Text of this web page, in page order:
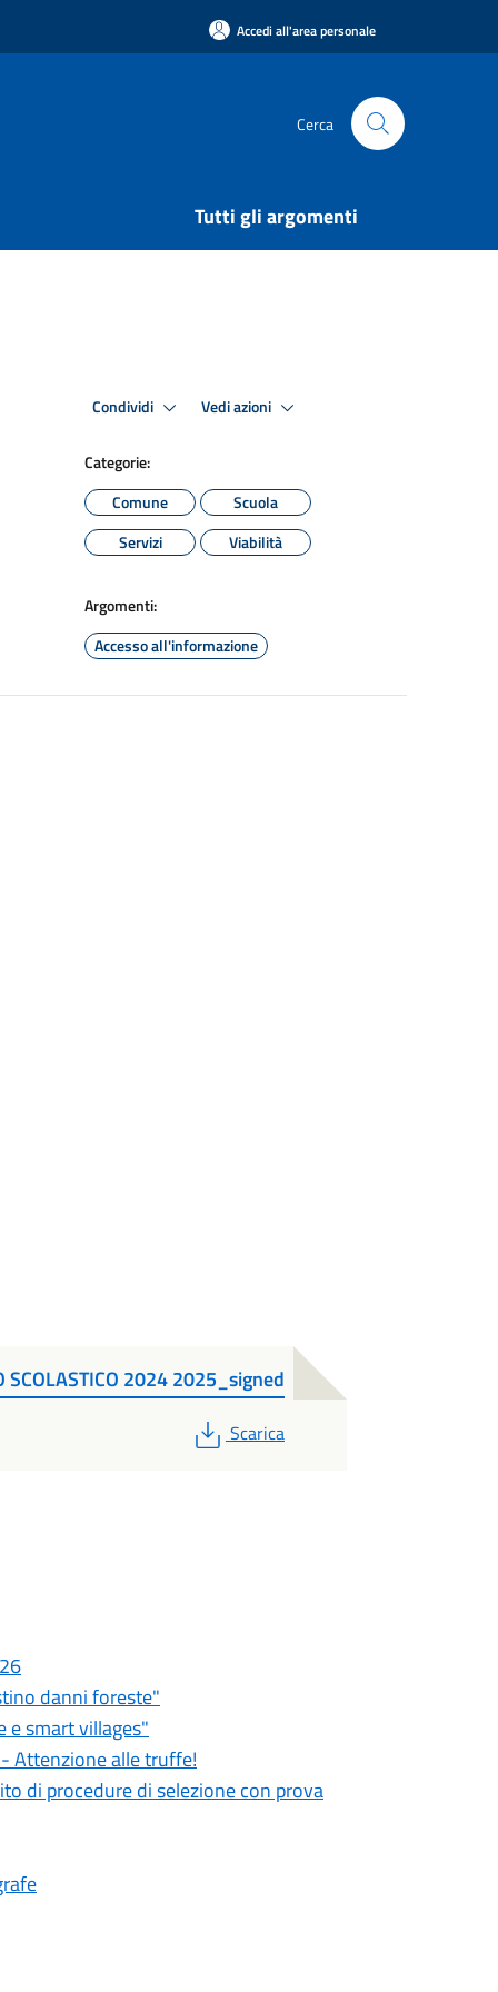
Accedi all'area personale
Cerca
Tutti gli argomenti
Condividi Vedi azioni
Categorie:
Comune
Scuola
Servizi
Viabilità
Argomenti:
Accesso all'informazione
SCOLASTICO 2024 2025_signed
PDF
Scarica
danni foreste"
e smart villages"
Attenzione alle truffe!
di procedure di selezione con prova